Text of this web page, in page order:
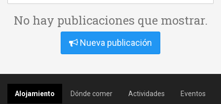
No hay publicaciones que mostrar.
Nueva publicación
Alojamiento Dónde comer Actividades Eventos